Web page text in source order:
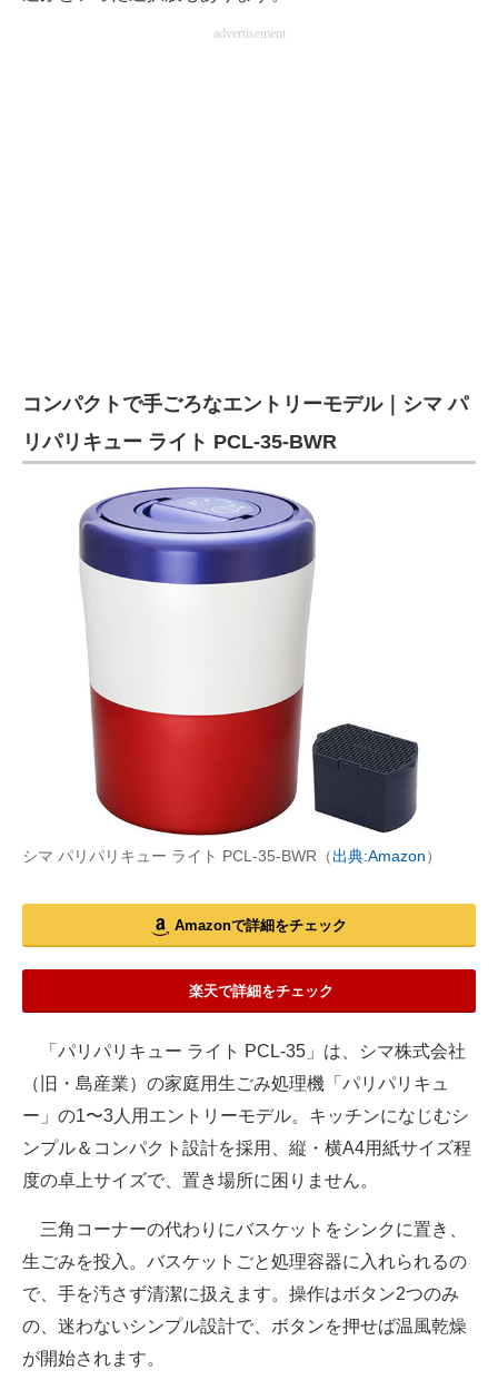
advertisement
コンパクトで手ごろなエントリーモデル｜シマ パ
リパリキュー ライト PCL-35-BWR
シマ パリパリキュー ライト PCL-35-BWR（出典:Amazon）
Amazonで詳細をチェック
楽天で詳細をチェック
「パリパリキュー ライト PCL-35」は、シマ株式会社
（旧・島産業）の家庭用生ごみ処理機「パリパリキュ
ー」の1〜3人用エントリーモデル。キッチンになじむシ
ンプル＆コンパクト設計を採用、縦・横A4用紙サイズ程
度の卓上サイズで、置き場所に困りません。
三角コーナーの代わりにバスケットをシンクに置き、
生ごみを投入。バスケットごと処理容器に入れられるの
で、手を汚さず清潔に扱えます。操作はボタン2つのみ
の、迷わないシンプル設計で、ボタンを押せば温風乾燥
が開始されます。